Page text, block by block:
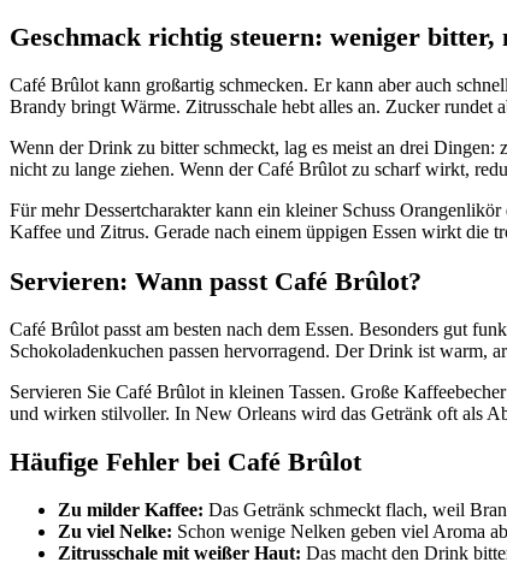
Geschmack richtig steuern: weniger bitter,
Café Brûlot kann großartig schmecken. Er kann aber auch
Brandy bringt Wärme. Zitrusschale hebt alles an. Zucker rundet
Wenn der Drink zu bitter schmeckt, lag es meist an drei
nicht zu lange ziehen. Wenn der Café Brûlot zu scharf wirkt,
Für mehr Dessertcharakter kann ein kleiner Schuss
Kaffee und Zitrus. Gerade nach einem üppigen Essen wirkt die
Servieren: Wann passt Café Brûlot?
Café Brûlot passt am besten nach dem Essen. Besonders gut
Schokoladenkuchen passen hervorragend. Der Drink ist warm,
Servieren Sie Café Brûlot in kleinen Tassen. Große
und wirken stilvoller. In New Orleans wird das Getränk oft als
Häufige Fehler bei Café Brûlot
Zu milder Kaffee: Das Getränk schmeckt flach, weil
Zu viel Nelke: Schon wenige Nelken geben viel Aroma
Zitrusschale mit weißer Haut: Das macht den Drink